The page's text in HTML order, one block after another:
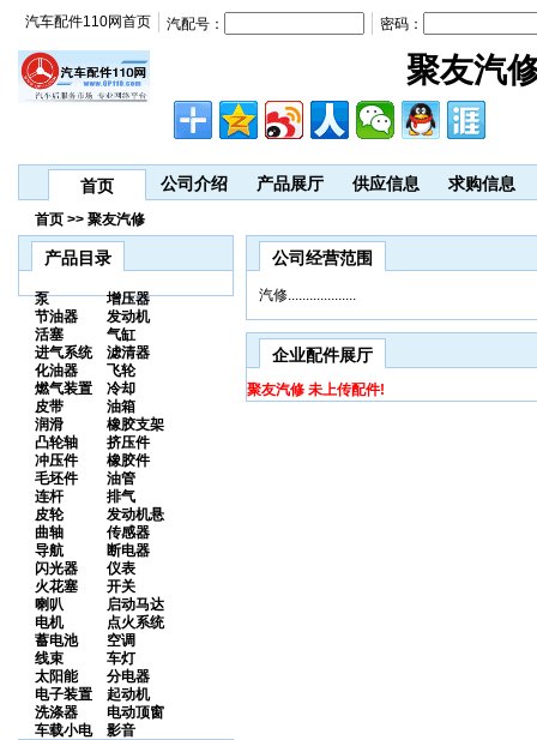
聚友汽
汽车配件110网首页 汽配号： 密码：
首页 公司介绍 产品展厅 供应信息 求购信息
首页 >> 聚友汽修
产品目录
泵
增压器
节油器
发动机
活塞
气缸
进气系统
滤清器
化油器
飞轮
燃气装置
冷却
皮带
油箱
润滑
橡胶支架
凸轮轴
挤压件
冲压件
橡胶件
毛坯件
油管
连杆
排气
皮轮
发动机悬
曲轴
传感器
导航
断电器
闪光器
仪表
火花塞
开关
喇叭
启动马达
电机
点火系统
蓄电池
空调
线束
车灯
太阳能
分电器
电子装置
起动机
洗涤器
电动顶窗
车载小电
影音
公司经营范围
汽修...................
企业配件展厅
聚友汽修 未上传配件!